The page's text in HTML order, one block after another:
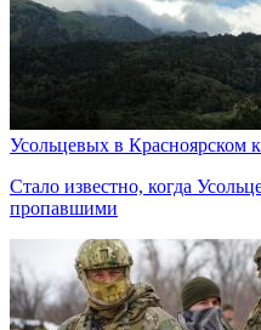
Усольцевых в Красноярском
Стало известно, когда
пропавшими